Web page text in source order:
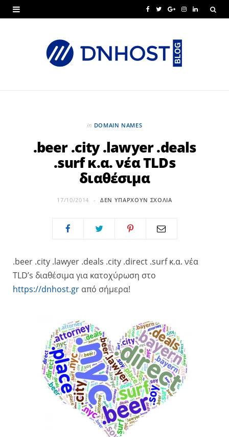
c
T
i
G
o
g
I L
in DOMAIN NAMES
.beer .city .lawyer .deals
.surf κ.α. νέα TLDs
διαθέσιμα
17/10/2014 ΔΕΝ ΥΠΆΡΧΟΥΝ ΣΧΌΛΙΑ
.beer .city .lawyer .deals .city .direct .surf κ.α. νέα
TLD’s διαθέσιμα για κατοχύρωση στο
https://dnhost.gr από σήμερα!